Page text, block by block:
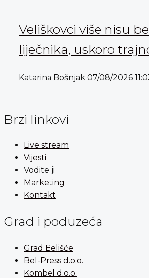
Veliškovci više nisu
liječnika, uskoro
Katarina Bošnjak 07/08/2026
Brzi linkovi
Live stream
Vijesti
Voditelji
Marketing
Kontakt
Grad i poduzeća
Grad Belišće
Bel-Press d.o.o.
Kombel d.o.o.